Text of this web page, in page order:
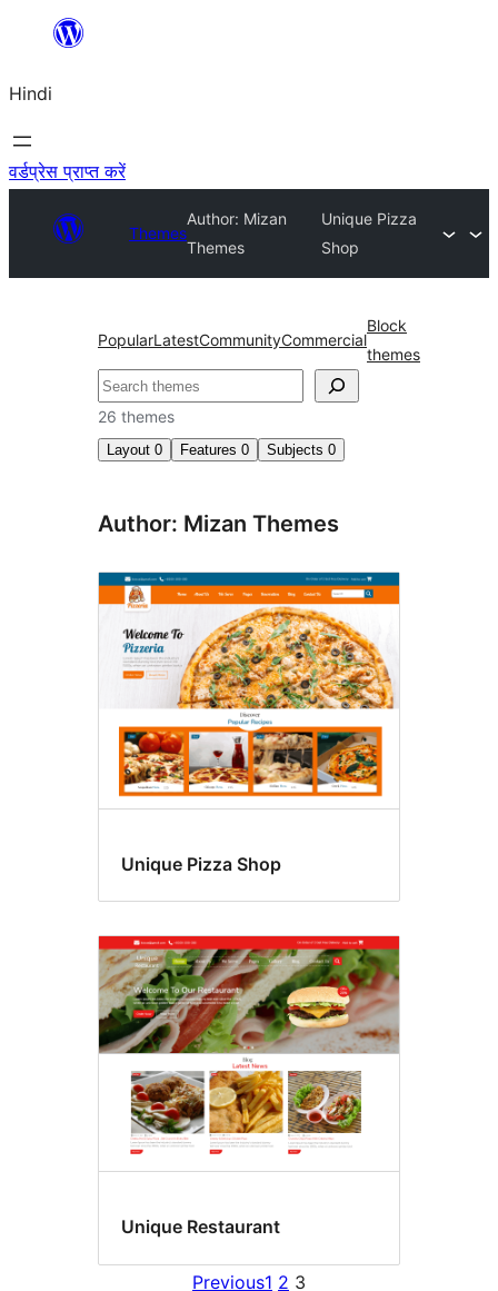
सामग्री
जाएं
Hindi
वर्डप्रेस प्राप्त करें
Themes
Author: Mizan
Themes
Unique Pizza
Shop
PopularLatestCommunityCommercial
Block
themes
खोजें
26 themes
Layout 0 Features 0 Subjects 0
Author: Mizan Themes
Unique Pizza Shop
Unique Restaurant
Previous1 2 3